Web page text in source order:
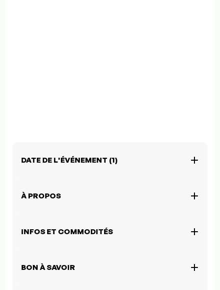
DATE DE L'ÉVÉNEMENT (1)
À PROPOS
INFOS ET COMMODITÉS
BON À SAVOIR